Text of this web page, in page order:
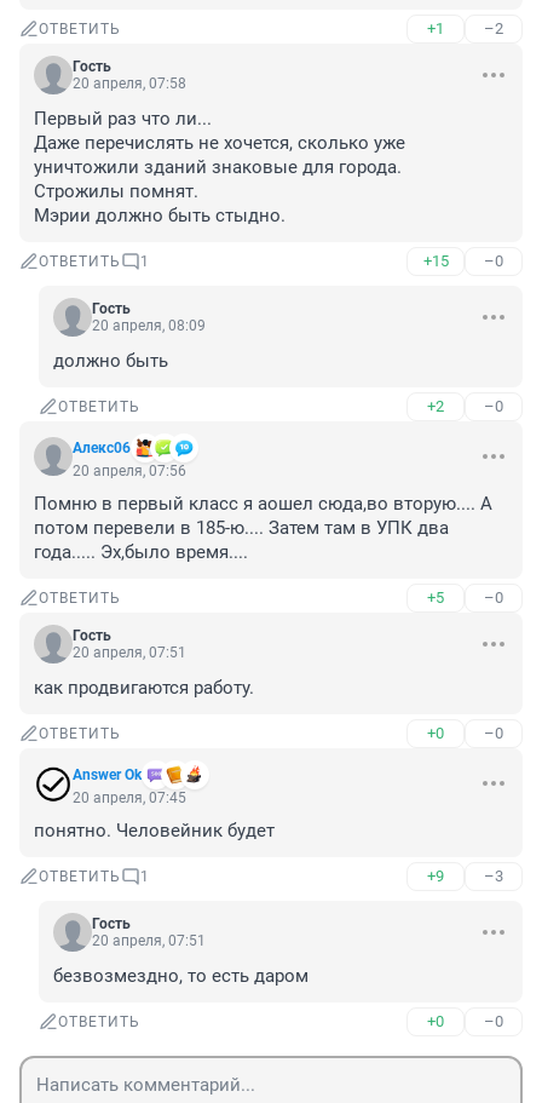
ОТВЕТИТЬ +1 –2
Гость
20 апреля, 07:58
Первый раз что ли...
Даже перечислять не хочется, сколько уже
уничтожили зданий знаковые для города.
Строжилы помнят.
Мэрии должно быть стыдно.
ОТВЕТИТЬ 1 +15 –0
Гость
20 апреля, 08:09
должно быть
ОТВЕТИТЬ +2 –0
Алекс06
20 апреля, 07:56
Помню в первый класс я аошел сюда,во вторую.... А
потом перевели в 185-ю.... Затем там в УПК два
года..... Эх,было время....
ОТВЕТИТЬ +5 –0
Гость
20 апреля, 07:51
как продвигаются работу.
ОТВЕТИТЬ +0 –0
Answer Ok
20 апреля, 07:45
понятно. Человейник будет
ОТВЕТИТЬ 1 +9 –3
Гость
20 апреля, 07:51
безвозмездно, то есть даром
ОТВЕТИТЬ +0 –0